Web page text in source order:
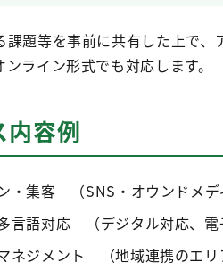
課題等を事前に共有した上で
ライン形式でも対応します。
内容例
・集客 （SNS・オウンドメデ
言語対応 （デジタル対応、電
ネジメント （地域連携のエリ